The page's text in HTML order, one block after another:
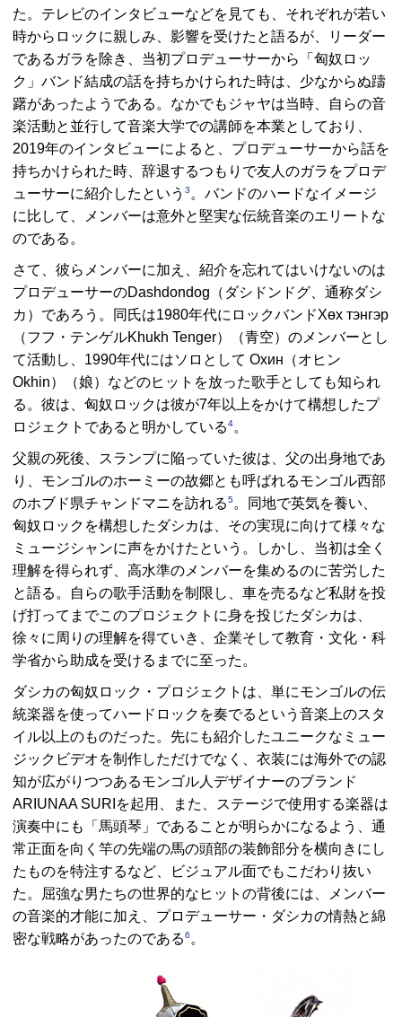
た。テレビのインタビューなどを見ても、それぞれが若い
時からロックに親しみ、影響を受けたと語るが、リーダー
であるガラを除き、当初プロデューサーから「匈奴ロッ
ク」バンド結成の話を持ちかけられた時は、少なからぬ躊
躇があったようである。なかでもジャヤは当時、自らの音
楽活動と並行して音楽大学での講師を本業としており、
2019年のインタビューによると、プロデューサーから話を
持ちかけられた時、辞退するつもりで友人のガラをプロデ
ューサーに紹介したという 3 。バンドのハードなイメージ
に比して、メンバーは意外と堅実な伝統音楽のエリートな
のである。
さて、彼らメンバーに加え、紹介を忘れてはいけないのは
プロデューサーのDashdondog（ダシドンドグ、通称ダシ
カ）であろう。同氏は1980年代にロックバンドХөх тэнгэр
（フフ・テンゲルKhukh Tenger）（青空）のメンバーとし
て活動し、1990年代にはソロとして Охин（オヒン
Okhin）（娘）などのヒットを放った歌手としても知られ
る。彼は、匈奴ロックは彼が7年以上をかけて構想したプ
ロジェクトであると明かしている4。
父親の死後、スランプに陥っていた彼は、父の出身地であ
り、モンゴルのホーミーの故郷とも呼ばれるモンゴル西部
のホブド県チャンドマニを訪れる5。同地で英気を養い、
匈奴ロックを構想したダシカは、その実現に向けて様々な
ミュージシャンに声をかけたという。しかし、当初は全く
理解を得られず、高水準のメンバーを集めるのに苦労した
と語る。自らの歌手活動を制限し、車を売るなど私財を投
げ打ってまでこのプロジェクトに身を投じたダシカは、
徐々に周りの理解を得ていき、企業そして教育・文化・科
学省から助成を受けるまでに至った。
ダシカの匈奴ロック・プロジェクトは、単にモンゴルの伝
統楽器を使ってハードロックを奏でるという音楽上のスタ
イル以上のものだった。先にも紹介したユニークなミュー
ジックビデオを制作しただけでなく、衣装には海外での認
知が広がりつつあるモンゴル人デザイナーのブランド
ARIUNAA SURIを起用、また、ステージで使用する楽器は
演奏中にも「馬頭琴」であることが明らかになるよう、通
常正面を向く竿の先端の馬の頭部の装飾部分を横向きにし
たものを特注するなど、ビジュアル面でもこだわり抜い
た。屈強な男たちの世界的なヒットの背後には、メンバー
の音楽的才能に加え、プロデューサー・ダシカの情熱と綿
密な戦略があったのである6 。